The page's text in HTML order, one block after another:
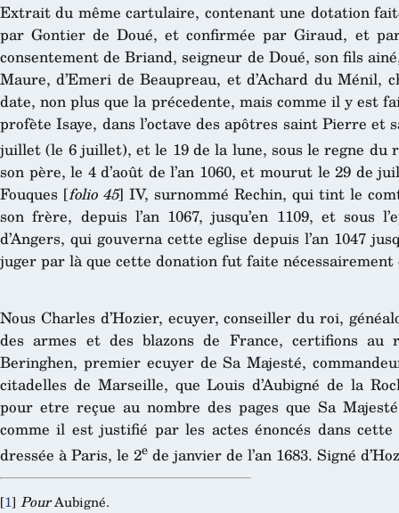
Extrait du même cartulaire, contenant une dotation
par Gontier de Doué, et confirmée par Giraud, et
consentement de Briand, seigneur de Doué, son fils
Maure, d’Emeri de Beaupreau, et d’Achard du Ménil,
date, non plus que la précedente, mais comme il y est
profète Isaye, dans l’octave des apôtres saint Pierre et
juillet (le 6 juillet), et le 19 de la lune, sous le regne du
son père, le 4 d’août de l’an 1060, et mourut le 29 de
Fouques [folio 45] IV, surnommé Rechin, qui tint le
son frère, depuis l’an 1067, jusqu’en 1109, et sous
d’Angers, qui gouverna cette eglise depuis l’an 1047
juger par là que cette donation fut faite nécessairement
Nous Charles d’Hozier, ecuyer, conseiller du roi,
des armes et des blazons de France, certifions
Beringhen, premier ecuyer de Sa Majesté,
citadelles de Marseille, que Louis d’Aubigné de la
pour etre reçue au nombre des pages que Sa
comme il est justifié par les actes énoncés dans
dressée à Paris, le 2e de janvier de l’an 1683. Signé
[1] PourAubigné.